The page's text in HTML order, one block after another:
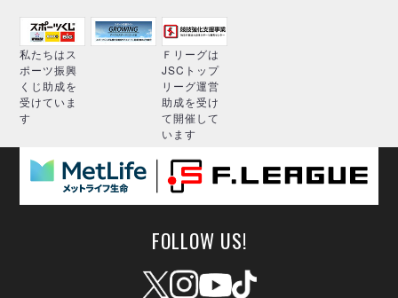
私たちはス
ポーツ振興
くじ助成を
受けていま
す
Ｆリーグは
JSCトップ
リーグ運営
助成を受け
て開催して
います
FOLLOW US!